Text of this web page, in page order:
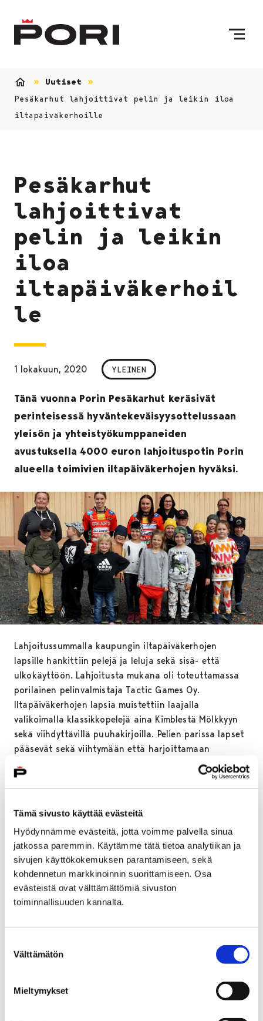
Tämä sivusto käyttää evästeitä
Hyödynnämme evästeitä, jotta voimme palvella sinua
jatkossa paremmin. Käytämme tätä tietoa analytiikan ja
sivujen käyttökokemuksen parantamiseen, sekä
kohdennetun markkinoinnin suorittamiseen. Osa
evästeistä ovat välttämättömiä sivuston
toiminnallisuuden kannalta.
valinta
Välttämätön
Mieltymykset
Uutiset
Pesäkarhut lahjoittivat pelin ja leikin iloa
iltapäiväkerhoille
Pesäkarhut
lahjoittivat
pelin ja leikin
iloa
iltapäiväkerhoil
le
1 lokakuun, 2020 YLEINEN
Tänä vuonna Porin Pesäkarhut keräsivät
perinteisessä hyväntekeväisyysottelussaan
yleisön ja yhteistyökumppaneiden
avustuksella 4000 euron lahjoituspotin Porin
alueella toimivien iltapäiväkerhojen hyväksi.
Lahjoitussummalla kaupungin iltapäiväkerhojen
lapsille hankittiin pelejä ja leluja sekä sisä- että
ulkokäyttöön. Lahjoitusta mukana oli toteuttamassa
porilainen pelinvalmistaja Tactic Games Oy.
Iltapäiväkerhojen lapsia muistettiin laajalla
valikoimalla klassikkopelejä aina Kimblestä Mölkkyyn
sekä viihdyttävillä puuhakirjoilla. Pelien parissa lapset
pääsevät sekä viihtymään että harjoittamaan
sosiaalisia ja teknisiä taitojaan leikin kautta.
Iltapäiväkerhon lapset ihastelivat uusia pelejä. Kuvat: